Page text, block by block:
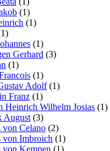
(1)
(1)
(1)
Gerhard (3)
(1)
(1)
Adolf(1)
Franz (1)
Heinrich Wilhelm Josias (1)
August (3)
von Celano (2)
von Imbroich (1)
von Kempen (1)